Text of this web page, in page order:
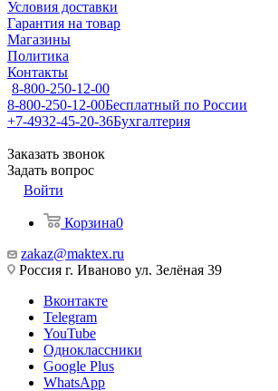
Условия доставки
Гарантия на товар
Магазины
Политика
Контакты
8-800-250-12-00
8-800-250-12-00Бесплатный по России
+7-4932-45-20-36Бухгалтерия
Заказать звонок
Задать вопрос
Войти
Корзина0
zakaz@maktex.ru
Россия г. Иваново ул. Зелёная 39
Вконтакте
Telegram
YouTube
Одноклассники
Google Plus
WhatsApp